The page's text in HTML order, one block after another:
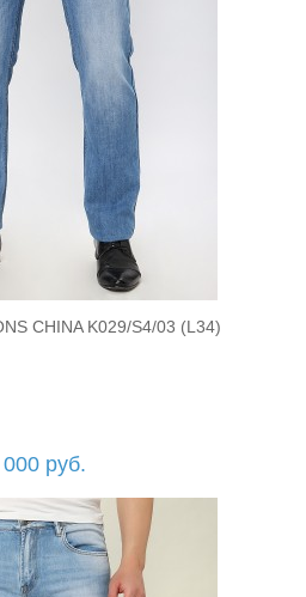
В корзину
CHINA K029/S4/03 (L34)
руб.